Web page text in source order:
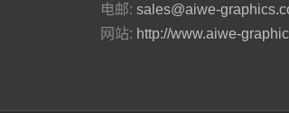
电邮: sales@aiwe-
网站: http://www.aiwe-